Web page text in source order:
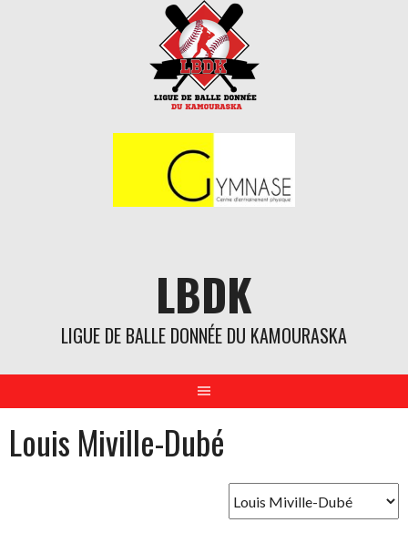
LBDK
LIGUE DE BALLE DONNÉE DU KAMOURASKA
Louis Miville-Dubé